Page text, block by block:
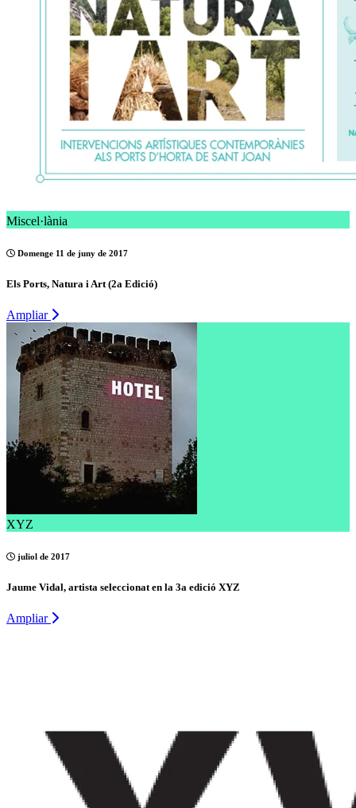
Miscel·lània
Domenge 11 de juny de 2017
Els Ports, Natura i Art (2a Edició)
Ampliar
XYZ
juliol de 2017
Jaume Vidal, artista seleccionat en la 3a edició XYZ
Ampliar